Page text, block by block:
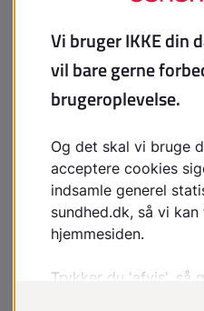
Blodprop i hjertet
By-pass operation af
Hjerterehabilitering
Motion og hjertesygdom
Perkutan koronar